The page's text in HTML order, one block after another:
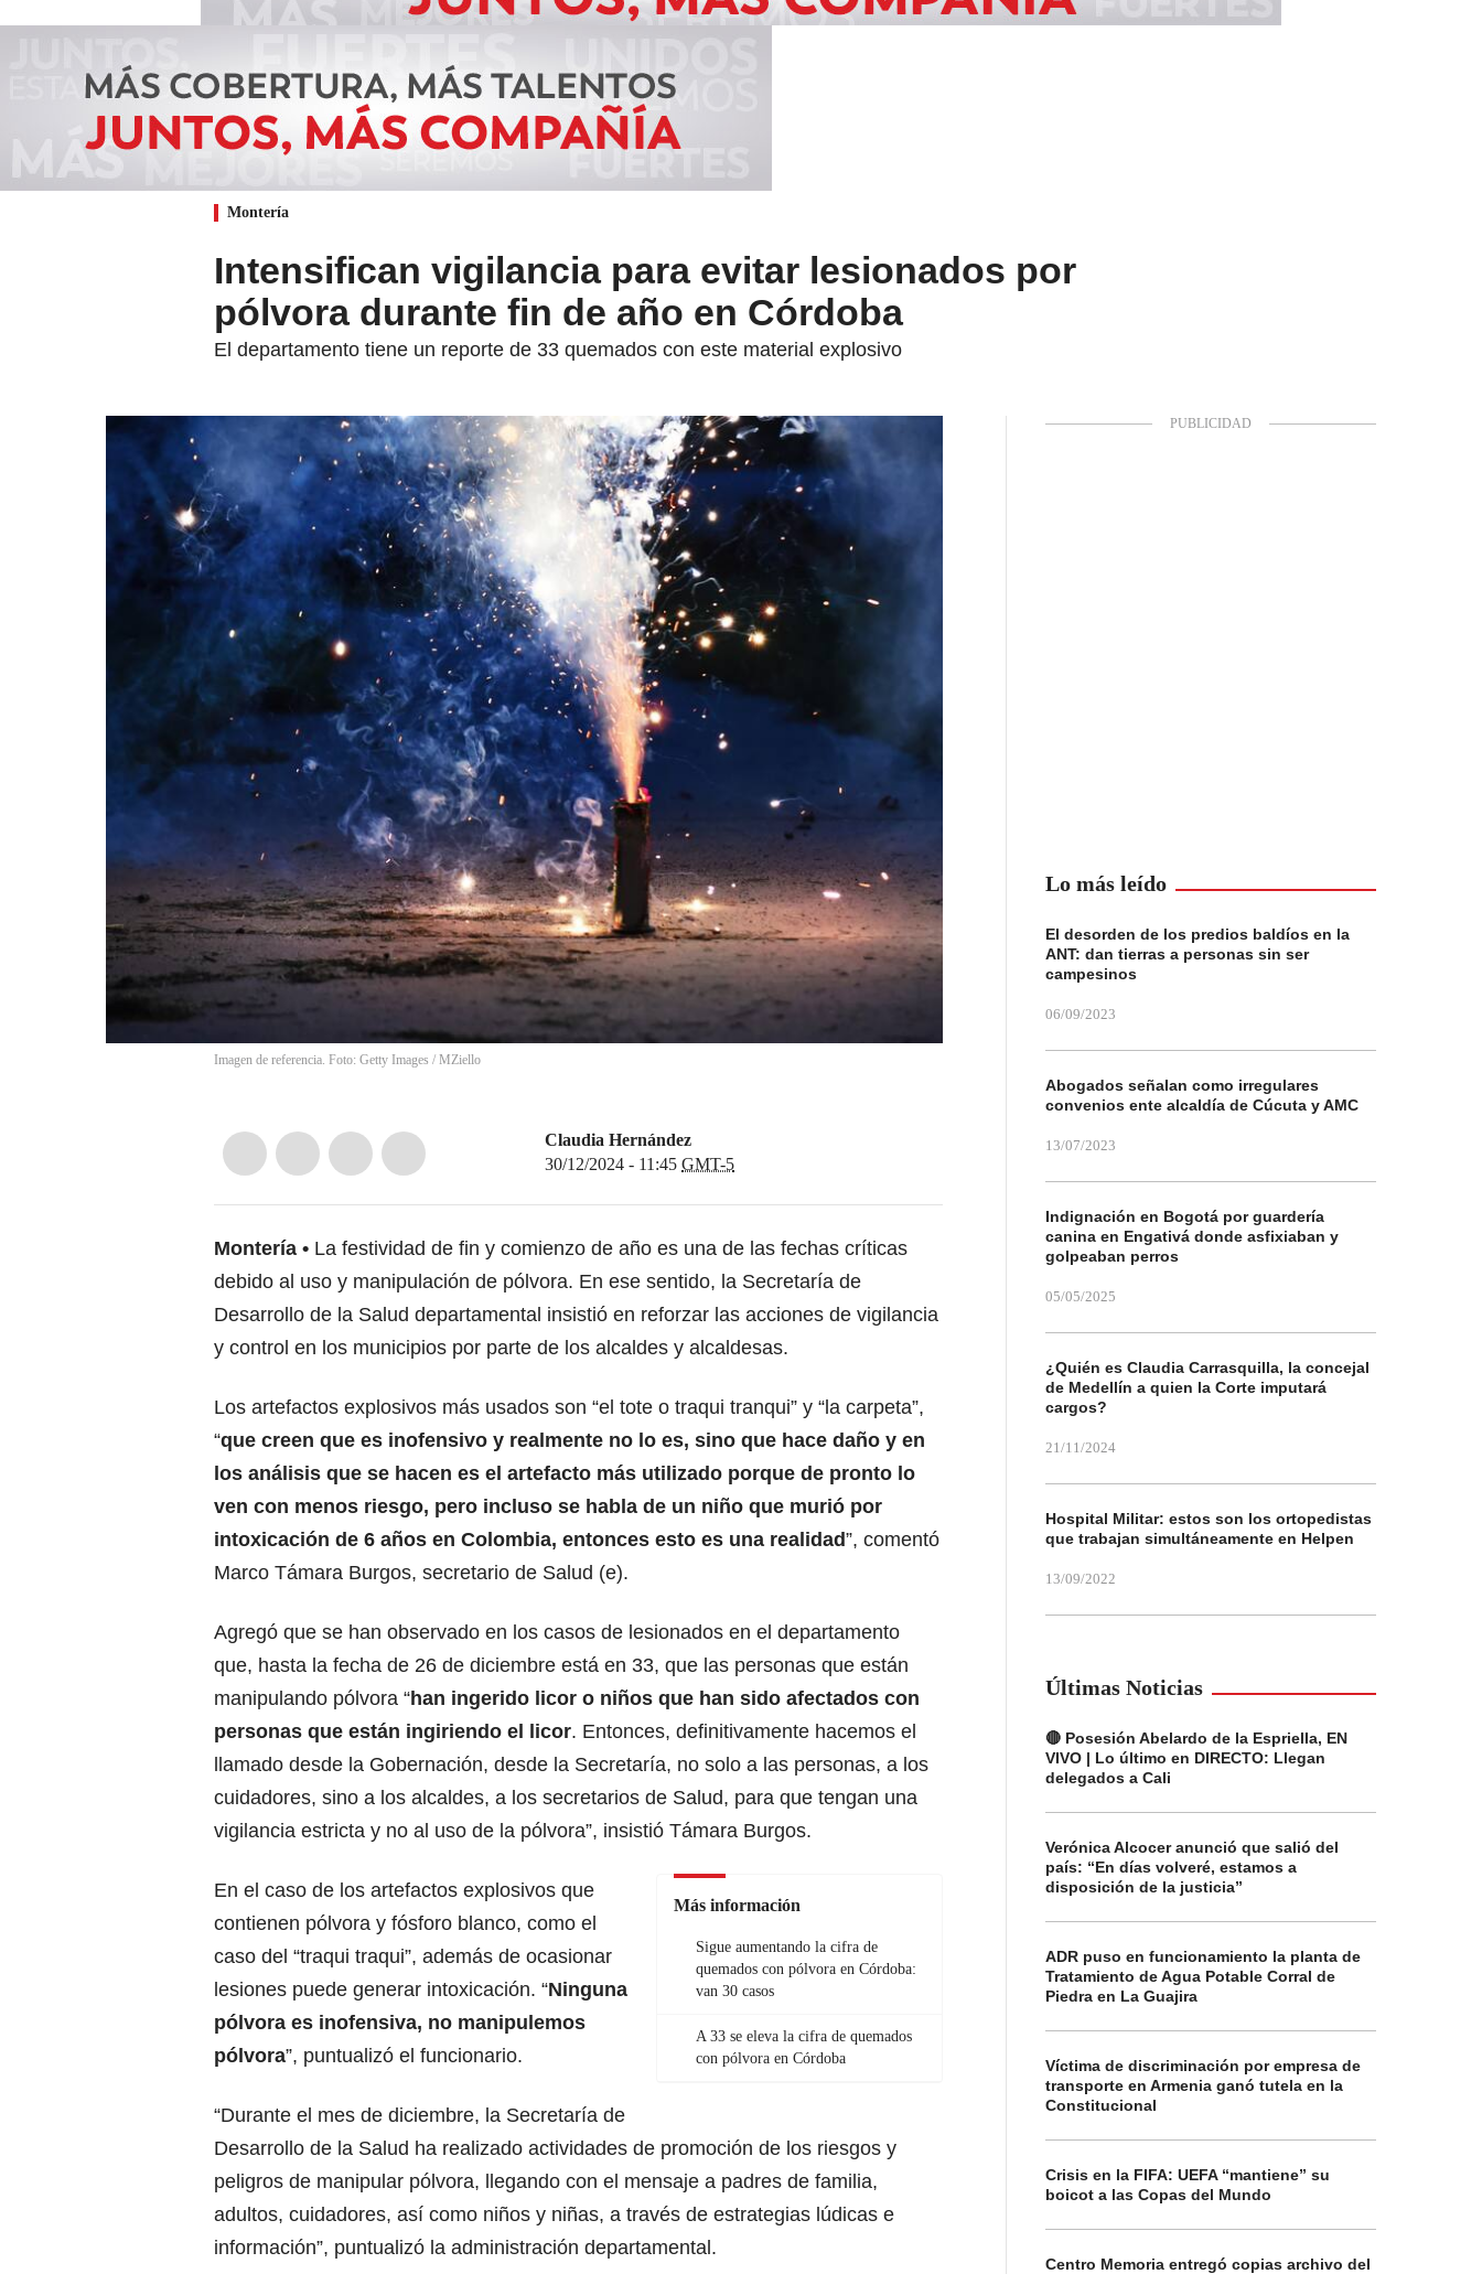
Montería
Intensifican vigilancia para evitar lesionados por
pólvora durante fin de año en Córdoba
El departamento tiene un reporte de 33 quemados con este material explosivo
Imagen de referencia. Foto: Getty Images / MZiello
Claudia Hernández
30/12/2024 - 11:45 GMT-5
Montería
La festividad de fin y comienzo de año es una de las fechas críticas
debido al uso y manipulación de pólvora. En ese sentido, la Secretaría de
Desarrollo de la Salud departamental insistió en reforzar las acciones de vigilancia
y control en los municipios por parte de los alcaldes y alcaldesas.
Los artefactos explosivos más usados son “el tote o traqui tranqui” y “la carpeta”,
“que creen que es inofensivo y realmente no lo es, sino que hace daño y en
los análisis que se hacen es el artefacto más utilizado porque de pronto lo
ven con menos riesgo, pero incluso se habla de un niño que murió por
intoxicación de 6 años en Colombia, entonces esto es una realidad”, comentó
Marco Támara Burgos, secretario de Salud (e).
Agregó que se han observado en los casos de lesionados en el departamento
que, hasta la fecha de 26 de diciembre está en 33, que las personas que están
manipulando pólvora “han ingerido licor o niños que han sido afectados con
personas que están ingiriendo el licor. Entonces, definitivamente hacemos el
llamado desde la Gobernación, desde la Secretaría, no solo a las personas, a los
cuidadores, sino a los alcaldes, a los secretarios de Salud, para que tengan una
vigilancia estricta y no al uso de la pólvora”, insistió Támara Burgos.
Más información
Sigue aumentando la cifra de
quemados con pólvora en Córdoba:
van 30 casos
A 33 se eleva la cifra de quemados
con pólvora en Córdoba
En el caso de los artefactos explosivos que
contienen pólvora y fósforo blanco, como el
caso del “traqui traqui”, además de ocasionar
lesiones puede generar intoxicación. “Ninguna
pólvora es inofensiva, no manipulemos
pólvora”, puntualizó el funcionario.
“Durante el mes de diciembre, la Secretaría de
Desarrollo de la Salud ha realizado actividades de promoción de los riesgos y
peligros de manipular pólvora, llegando con el mensaje a padres de familia,
adultos, cuidadores, así como niños y niñas, a través de estrategias lúdicas e
información”, puntualizó la administración departamental.
Lo más leído
El desorden de los predios baldíos en la
ANT: dan tierras a personas sin ser
campesinos
06/09/2023
Abogados señalan como irregulares
convenios ente alcaldía de Cúcuta y AMC
13/07/2023
Indignación en Bogotá por guardería
canina en Engativá donde asfixiaban y
golpeaban perros
05/05/2025
¿Quién es Claudia Carrasquilla, la concejal
de Medellín a quien la Corte imputará
cargos?
21/11/2024
Hospital Militar: estos son los ortopedistas
que trabajan simultáneamente en Helpen
13/09/2022
Últimas Noticias
🔴 Posesión Abelardo de la Espriella, EN
VIVO | Lo último en DIRECTO: Llegan
delegados a Cali
Verónica Alcocer anunció que salió del
país: “En días volveré, estamos a
disposición de la justicia”
ADR puso en funcionamiento la planta de
Tratamiento de Agua Potable Corral de
Piedra en La Guajira
Víctima de discriminación por empresa de
transporte en Armenia ganó tutela en la
Constitucional
Crisis en la FIFA: UEFA “mantiene” su
boicot a las Copas del Mundo
Centro Memoria entregó copias archivo del